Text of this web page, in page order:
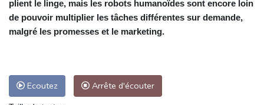
plient le linge, mais les robots humanoïdes sont encore loin
de pouvoir multiplier les tâches différentes sur demande,
malgré les promesses et le marketing.
Ecoutez Arrête d'écouter